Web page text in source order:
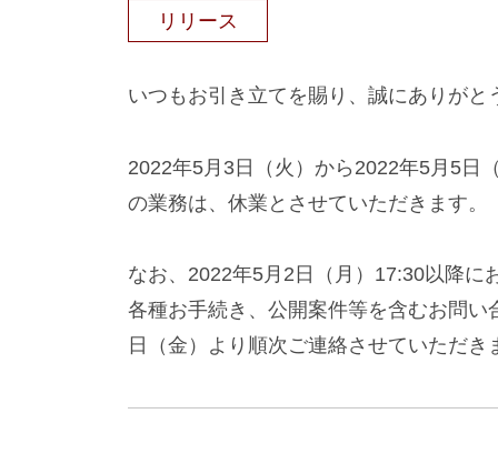
リリース
いつもお引き立てを賜り、誠にありがと
2022年5月3日（火）から2022年5月5日
の業務は、休業とさせていただきます。
なお、2022年5月2日（月）17:30以降に
各種お手続き、公開案件等を含むお問
日（金）より順次ご連絡させていただき